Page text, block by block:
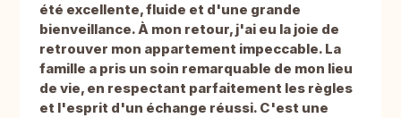
été excellente, fluide et d'une grande
bienveillance. À mon retour, j'ai eu la joie de
retrouver mon appartement impeccable. La
famille a pris un soin remarquable de mon lieu
de vie, en respectant parfaitement les règles
et l'esprit d'un échange réussi. C'est une